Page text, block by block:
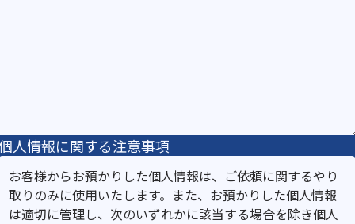
人情報に関する注意事項
お客様からお預かりした個人情報は、ご依頼に関するやり
取りのみに使用いたします。また、お預かりした個人情報
は適切に管理し、次のいずれかに該当する場合を除き個人